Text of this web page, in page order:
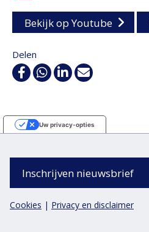
Bekijk op Youtube
Delen
FacebookWhatsApp
Linkedin
E-
Inschrijven nieuwsbrief
Cookies | Privacy en disclaimer
Uw privacy-opties